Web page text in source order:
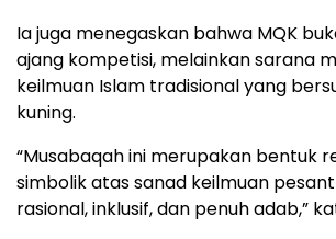
Ia juga menegaskan bahwa MQK
ajang kompetisi, melainkan sarana
keilmuan Islam tradisional yang
kuning.
“Musabaqah ini merupakan bentuk
simbolik atas sanad keilmuan
rasional, inklusif, dan penuh adab,”